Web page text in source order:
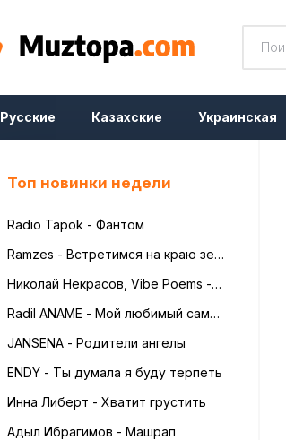
Русские Казахские Украинская
Топ новинки недели
Radio Tapok - Фантом
Ramzes - Встретимся на краю земли
Николай Некрасов, Vibe Poems - Русь
Radil ANAME - Мой любимый самый красивый
JANSENA - Родители ангелы
ENDY - Ты думала я буду терпеть
Инна Либерт - Хватит грустить
Адыл Ибрагимов - Машрап